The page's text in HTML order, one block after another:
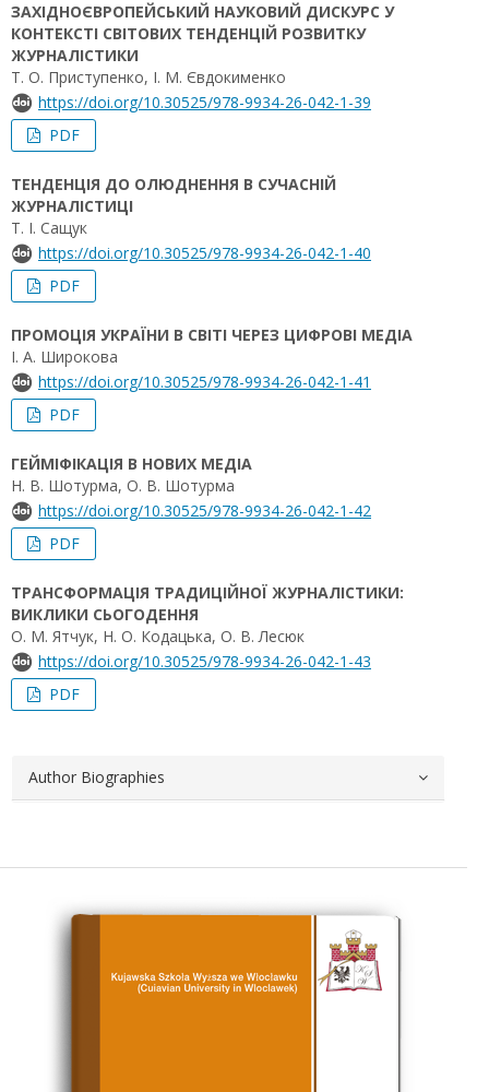
ЗАХІДНОЄВРОПЕЙСЬКИЙ НАУКОВИЙ ДИСКУРС У
КОНТЕКСТІ СВІТОВИХ ТЕНДЕНЦІЙ РОЗВИТКУ
ЖУРНАЛІСТИКИ
Т. О. Приступенко, І. М. Євдокименко
https://doi.org/10.30525/978-9934-26-042-1-39
PDF
ТЕНДЕНЦІЯ ДО ОЛЮДНЕННЯ В СУЧАСНІЙ
ЖУРНАЛІСТИЦІ
Т. І. Сащук
https://doi.org/10.30525/978-9934-26-042-1-40
PDF
ПРОМОЦІЯ УКРАЇНИ В СВІТІ ЧЕРЕЗ ЦИФРОВІ МЕДІА
І. А. Широкова
https://doi.org/10.30525/978-9934-26-042-1-41
PDF
ГЕЙМІФІКАЦІЯ В НОВИХ МЕДІА
Н. В. Шотурма, О. В. Шотурма
https://doi.org/10.30525/978-9934-26-042-1-42
PDF
ТРАНСФОРМАЦІЯ ТРАДИЦІЙНОЇ ЖУРНАЛІСТИКИ:
ВИКЛИКИ СЬОГОДЕННЯ
О. М. Ятчук, Н. О. Кодацька, О. В. Лесюк
https://doi.org/10.30525/978-9934-26-042-1-43
PDF
Author Biographies